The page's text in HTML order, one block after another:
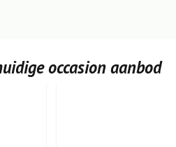
occasion aanbod